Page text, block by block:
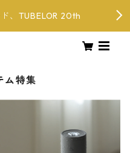
、TUBELOR 20th
ム特集